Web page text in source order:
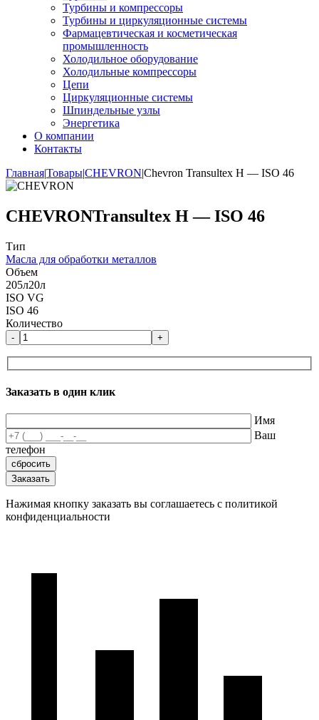
Турбины и компрессоры
Турбины и циркуляционные системы
Фармацевтическая и косметическая
промышленность
Холодильное оборудование
Холодильные компрессоры
Цепи
Циркуляционные системы
Шпиндельные узлы
Энергетика
О компании
Контакты
Главная|Товары|CHEVRON|Chevron Transultex H — ISO 46
CHEVRONTransultex H — ISO 46
Тип
Масла для обработки металлов
Объем
205л20л
ISO VG
ISO 46
Количество
- +
Заказать в один клик
Имя
Ваш
телефон
Нажимая кнопку заказать вы соглашаетесь с политикой
конфиденциальности